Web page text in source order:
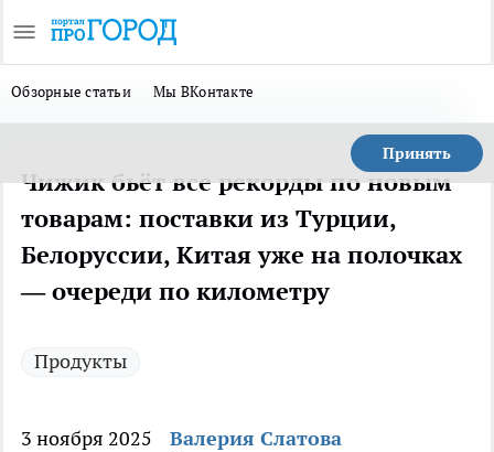
Обзорные статьи Мы ВКонтакте
Принять
Чижик бьёт все рекорды по новым
товарам: поставки из Турции,
Белоруссии, Китая уже на полочках
— очереди по километру
Продукты
3 ноября 2025 Валерия Слатова